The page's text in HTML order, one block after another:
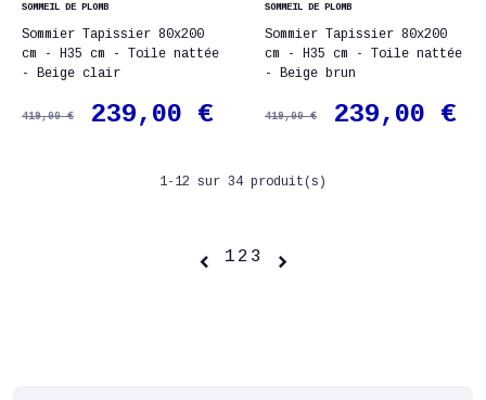
SOMMEIL DE PLOMB
Sommier Tapissier 80x200
cm - H35 cm - Toile nattée
- Beige clair
419,00 € 239,00 €
SOMMEIL DE PLOMB
Sommier Tapissier 80x200
cm - H35 cm - Toile nattée
- Beige brun
419,00 € 239,00 €
1-12 sur 34 produit(s)
 1 2 3 